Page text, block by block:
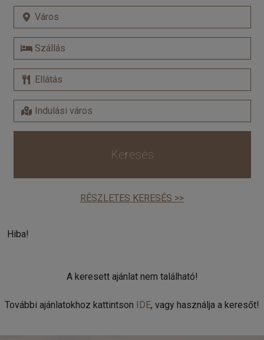
Keresés
RÉSZLETES KERESÉS >>
Hiba!
A keresett ajánlat nem található!
További ajánlatokhoz kattintson IDE, vagy használja a keresőt!